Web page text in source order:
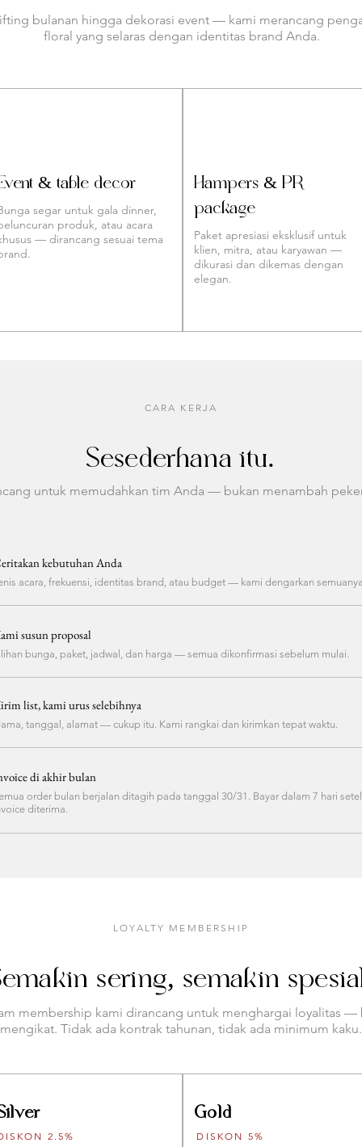
bulanan hingga dekorasi event — kami merancang
floral yang selaras dengan identitas brand Anda.
& table décor
segar untuk gala dinner,
produk, atau acara
— dirancang sesuai tema
Hampers & PR
package
Paket apresiasi eksklusif untuk
klien, mitra, atau karyawan —
dikurasi dan dikemas dengan
elegan.
CARA KERJA
Sesederhana itu.
untuk memudahkan tim Anda — bukan menambah
kebutuhan Anda
acara, frekuensi, identitas brand, atau budget — kami dengarkan
susun proposal
bunga, paket, jadwal, dan harga — semua dikonfirmasi sebelum mulai.
list, kami urus selebihnya
tanggal, alamat — cukup itu. Kami rangkai dan kirimkan tepat waktu.
di akhir bulan
order bulan berjalan ditagih pada tanggal 30/31. Bayar dalam 7 hari
diterima.
LOYALTY MEMBERSHIP
sering, semakin
membership kami dirancang untuk menghargai loyalitas —
mengikat. Tidak ada kontrak tahunan, tidak ada minimum kaku.
2.5%
Gold
DISKON 5%